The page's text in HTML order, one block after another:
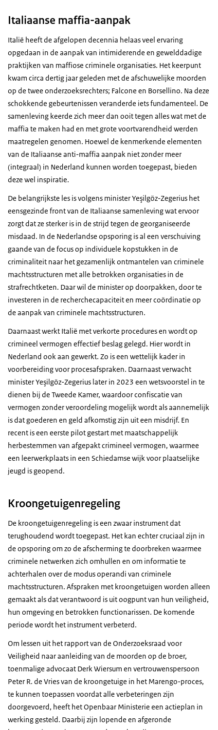
Italiaanse maffia-aanpak
Italië heeft de afgelopen decennia helaas veel ervaring
opgedaan in de aanpak van intimiderende en gewelddadige
praktijken van maffiose criminele organisaties. Het keerpunt
kwam circa dertig jaar geleden met de afschuwelijke moorden
op de twee onderzoeksrechters; Falcone en Borsellino. Na deze
schokkende gebeurtenissen veranderde iets fundamenteel. De
samenleving keerde zich meer dan ooit tegen alles wat met de
maffia te maken had en met grote voortvarendheid werden
maatregelen genomen. Hoewel de kenmerkende elementen
van de Italiaanse anti-maffia aanpak niet zonder meer
(integraal) in Nederland kunnen worden toegepast, bieden
deze wel inspiratie.
De belangrijkste les is volgens minister Yeşilgöz-Zegerius het
eensgezinde front van de Italiaanse samenleving wat ervoor
zorgt dat ze sterker is in de strijd tegen de georganiseerde
misdaad. In de Nederlandse opsporing is al een verschuiving
gaande van de focus op individuele kopstukken in de
criminaliteit naar het gezamenlijk ontmantelen van criminele
machtsstructuren met alle betrokken organisaties in de
strafrechtketen. Daar wil de minister op doorpakken, door te
investeren in de recherchecapaciteit en meer coördinatie op
de aanpak van criminele machtsstructuren.
Daarnaast werkt Italië met verkorte procedures en wordt op
crimineel vermogen effectief beslag gelegd. Hier wordt in
Nederland ook aan gewerkt. Zo is een wettelijk kader in
voorbereiding voor procesafspraken. Daarnaast verwacht
minister Yeşilgöz-Zegerius later in 2023 een wetsvoorstel in te
dienen bij de Tweede Kamer, waardoor confiscatie van
vermogen zonder veroordeling mogelijk wordt als aannemelijk
is dat goederen en geld afkomstig zijn uit een misdrijf. En
recent is een eerste pilot gestart met maatschappelijk
herbestemmen van afgepakt crimineel vermogen, waarmee
een leerwerkplaats in een Schiedamse wijk voor plaatselijke
jeugd is geopend.
Kroongetuigenregeling
De kroongetuigenregeling is een zwaar instrument dat
terughoudend wordt toegepast. Het kan echter cruciaal zijn in
de opsporing om zo de afscherming te doorbreken waarmee
criminele netwerken zich omhullen en om informatie te
achterhalen over de modus operandi van criminele
machtsstructuren. Afspraken met kroongetuigen worden alleen
gemaakt als dat verantwoord is uit oogpunt van hun veiligheid,
hun omgeving en betrokken functionarissen. De komende
periode wordt het instrument verbeterd.
Om lessen uit het rapport van de Onderzoeksraad voor
Veiligheid naar aanleiding van de moorden op de broer,
toenmalige advocaat Derk Wiersum en vertrouwenspersoon
Peter R. de Vries van de kroongetuige in het Marengo-proces,
te kunnen toepassen voordat alle verbeteringen zijn
doorgevoerd, heeft het Openbaar Ministerie een actieplan in
werking gesteld. Daarbij zijn lopende en afgeronde